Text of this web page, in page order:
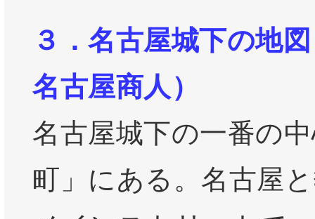
３．名古屋城下の地
名古屋商人）
名古屋城下の一番の
町」にある。名古屋